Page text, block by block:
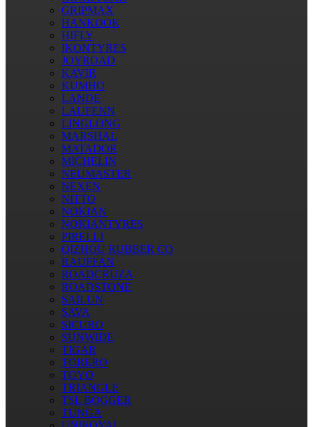
GRIPMAX
HANKOOK
HIFLY
IKONTYRES
JOYROAD
KAVIR
KUMHO
LANDE
LAUFENN
LINGLONG
MARSHAL
MATADOR
MICHELIN
NEUMASTER
NEXEN
NITTO
NOKIAN
NOKIANTYRES
PIRELLI
QIZHOU RUBBER CO
RAUFFAN
ROADCRUZA
ROADSTONE
SAILUN
SAVA
SICURO
SUNWIDE
TIGAR
TORERO
TOYO
TRIANGLE
TSL BOGGER
TUNGA